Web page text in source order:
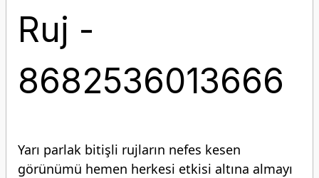
Ruj -
8682536013666
Yarı parlak bitişli rujların nefes kesen
görünümü hemen herkesi etkisi altına almayı